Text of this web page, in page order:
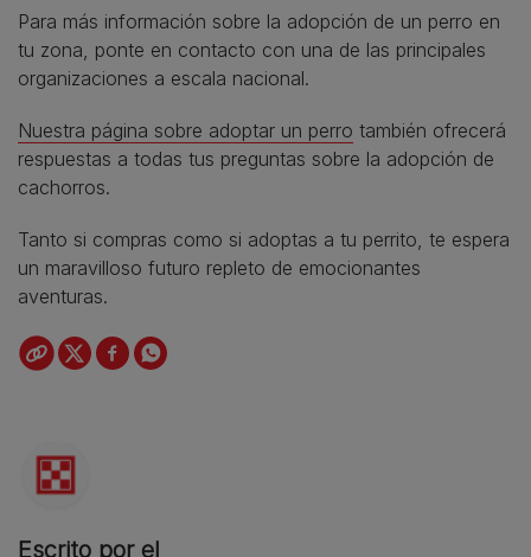
Para más información sobre la adopción de un perro en
tu zona, ponte en contacto con una de las principales
organizaciones a escala nacional.
Nuestra página sobre adoptar un perro también ofrecerá
respuestas a todas tus preguntas sobre la adopción de
cachorros.
Tanto si compras como si adoptas a tu perrito, te espera
un maravilloso futuro repleto de emocionantes
aventuras.
Escrito por el